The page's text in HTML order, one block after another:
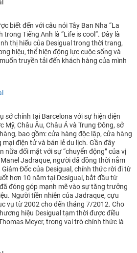
biết đến với câu nói Tây Ban Nha “La
trong Tiếng Anh là “Life is cool”. Đây là
thị hiếu của Desigual trong thời trang,
hiệu, thể hiện động lực cuộc sống và
truyền tải đến khách hàng của mình
sở chính tại Barcelona với sự hiện diện
Mỹ, Châu Âu, Châu Á và Trung Đông, sở
bao gồm: cửa hàng độc lập, cửa hàng
điện tử và bán lẻ du lịch. Gần đây
nữa đối mặt với sự “chuyển động” của vị
Jadraque, người đã đồng thời nắm
Giám Đốc của Desigual, chính thức rời đi từ
hơn 10 năm tại Desigual, bắt đầu từ
đóng góp mạnh mẽ vào sự tăng trưởng
Người tiền nhiên của Jadraque, cựu
vụ từ 2002 cho đến tháng 7/2012. Cho
hiệu Desigual tạm thời được điều
Meyer, trong vai trò chính thức là